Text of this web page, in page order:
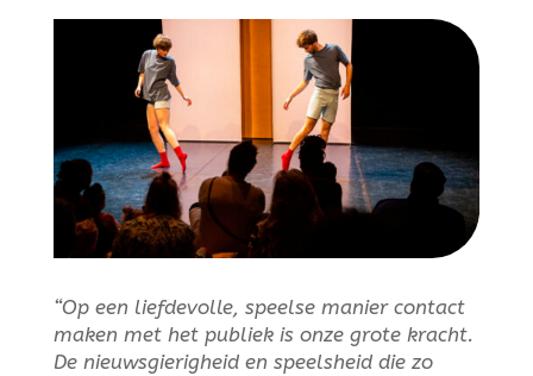
“Op een liefdevolle, speelse manier contact
maken met het publiek is onze grote kracht.
De nieuwsgierigheid en speelsheid die zo